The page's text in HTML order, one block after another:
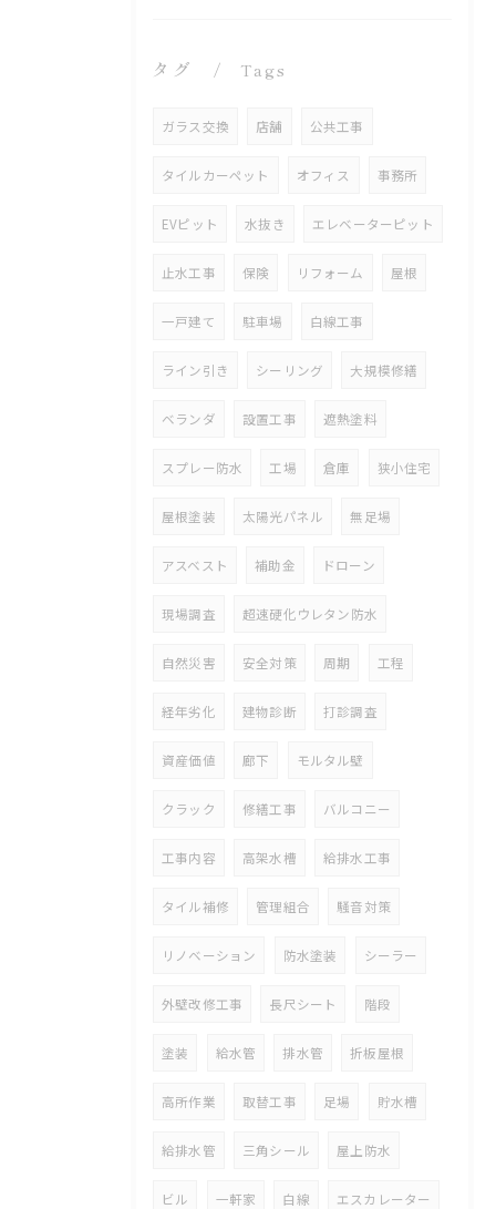
タグ Tags
ガラス交換 店舗 公共工事
タイルカーペット オフィス 事務所
EVピット 水抜き エレベーターピット
止水工事 保険 リフォーム 屋根
一戸建て 駐車場 白線工事
ライン引き シーリング 大規模修繕
ベランダ 設置工事 遮熱塗料
スプレー防水 工場 倉庫 狭小住宅
屋根塗装 太陽光パネル 無足場
アスベスト 補助金 ドローン
現場調査 超速硬化ウレタン防水
自然災害 安全対策 周期 工程
経年劣化 建物診断 打診調査
資産価値 廊下 モルタル壁
クラック 修繕工事 バルコニー
工事内容 高架水槽 給排水工事
タイル補修 管理組合 騒音対策
リノベーション 防水塗装 シーラー
外壁改修工事 長尺シート 階段
塗装 給水管 排水管 折板屋根
高所作業 取替工事 足場 貯水槽
給排水管 三角シール 屋上防水
ビル 一軒家 白線 エスカレーター